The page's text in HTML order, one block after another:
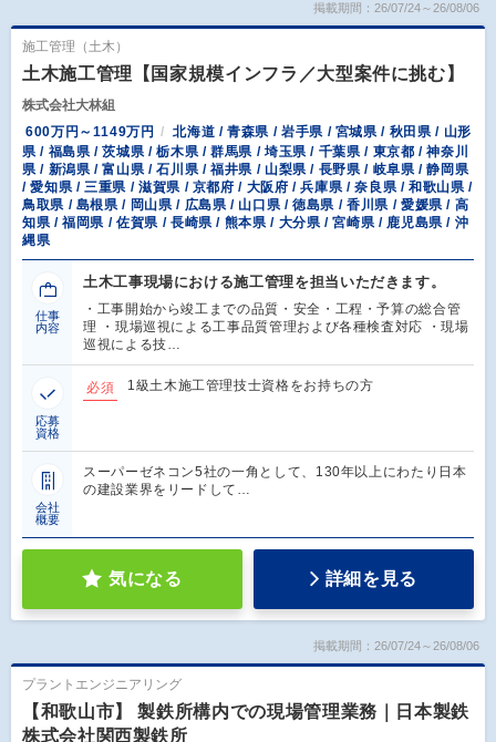
掲載期間：26/07/24～26/08/06
施工管理（土木）
土木施工管理【国家規模インフラ／大型案件に挑む】
株式会社大林組
600万円～1149万円
北海道 / 青森県 / 岩手県 / 宮城県 / 秋田県 / 山形
県 / 福島県 / 茨城県 / 栃木県 / 群馬県 / 埼玉県 / 千葉県 / 東京都 / 神奈川
県 / 新潟県 / 富山県 / 石川県 / 福井県 / 山梨県 / 長野県 / 岐阜県 / 静岡県
/ 愛知県 / 三重県 / 滋賀県 / 京都府 / 大阪府 / 兵庫県 / 奈良県 / 和歌山県 /
鳥取県 / 島根県 / 岡山県 / 広島県 / 山口県 / 徳島県 / 香川県 / 愛媛県 / 高
知県 / 福岡県 / 佐賀県 / 長崎県 / 熊本県 / 大分県 / 宮崎県 / 鹿児島県 / 沖
縄県
仕事
内容
土木工事現場における施工管理を担当いただきます。
・工事開始から竣工までの品質・安全・工程・予算の総合管
理 ・現場巡視による工事品質管理および各種検査対応 ・現場
巡視による技…
応募
資格
必須 1級土木施工管理技士資格をお持ちの方
会社
概要
スーパーゼネコン5社の一角として、130年以上にわたり日本
の建設業界をリードして…
気になる 詳細を見る
掲載期間：26/07/24～26/08/06
プラントエンジニアリング
【和歌山市】 製鉄所構内での現場管理業務｜日本製鉄
株式会社関西製鉄所